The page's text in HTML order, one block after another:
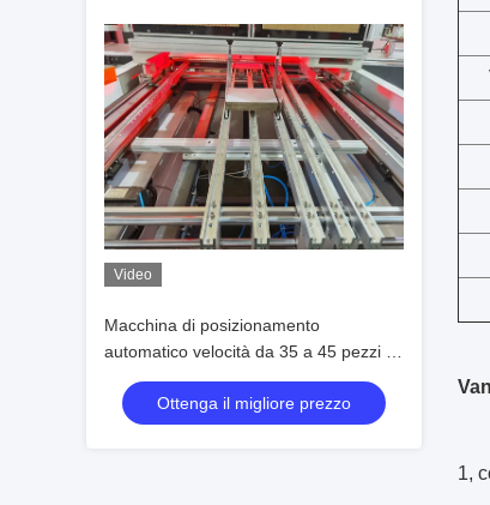
Video
Macchina di posizionamento
automatico velocità da 35 a 45 pezzi al
minuto progettata per la produzione
Ottenga il migliore prezzo
1,